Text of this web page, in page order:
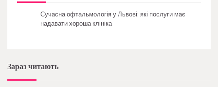
Сучасна офтальмологія у Львові: які послуги має
надавати хороша клініка
Зараз читають